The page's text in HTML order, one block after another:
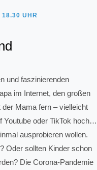
UHR
und faszinierenden
im Internet, den großen
Mama fern – vielleicht
Youtube oder TikTok hoch…
ausprobieren wollen.
Oder sollten Kinder schon
Die Corona-Pandemie